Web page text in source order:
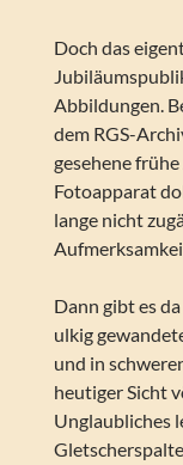
Doch das
Abbildungen.
dem RGS-
gesehene
Fotoapparat
lange nicht
Dann gibt es
ulkig
und in
heutiger Sicht
Unglaubliches